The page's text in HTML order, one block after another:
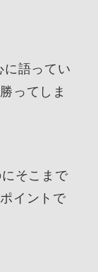
語ってい
ってしま
そこまで
イントで